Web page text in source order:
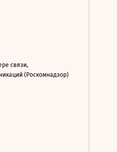
связи,
(Роскомнадзор)